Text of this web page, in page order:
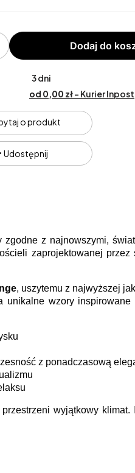
Dodaj do
3 dni
od 0,00 zł- Kurier Inpost
o produkt
Udostępnij
z najnowszymi,
zaprojektowanej przez
, uszytemu z najwyższej
wzory inspirowane
z ponadczasową
wyjątkowy